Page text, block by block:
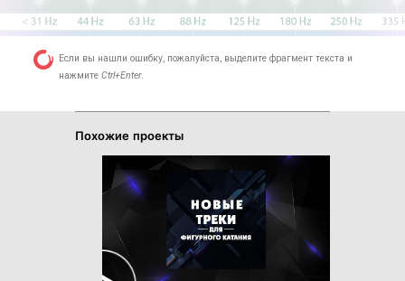
Если вы нашли ошибку, пожалуйста, выделите фрагмент текста и
нажмите Ctrl+Enter.
Похожие проекты